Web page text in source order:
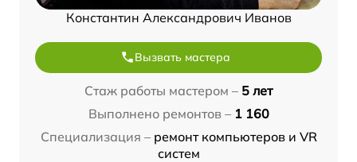
Константин Александрович Иванов
Вызвать мастера
Стаж работы мастером – 5 лет
Выполнено ремонтов – 1 160
Специализация – ремонт компьютеров и VR
систем